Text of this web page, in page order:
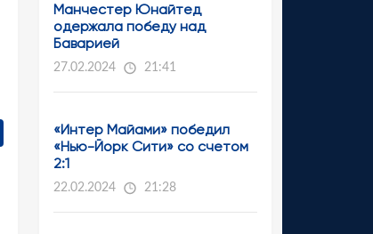
Манчестер Юнайтед
одержала победу над
Баварией
27.02.2024 21:41
«Интер Майами» победил
«Нью-Йорк Сити» со счетом
2:1
22.02.2024 21:28